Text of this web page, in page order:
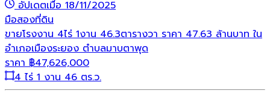
อัปเดตเมื่อ 18/11/2025
มือสองที่ดิน
ขายโรงงาน 4ไร่ 1งาน 46.3ตารางวา ราคา 47.63 ล้านบาท ใน
อำเภอเมืองระยอง ตำบลมาบตาพุด
ราคา ฿47,626,000
4 ไร่ 1 งาน 46 ตร.ว.